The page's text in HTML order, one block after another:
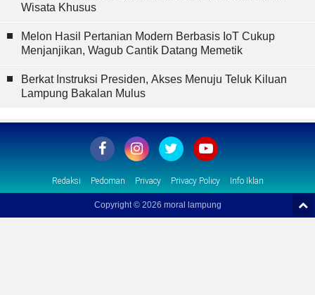
Wisata Khusus
Melon Hasil Pertanian Modern Berbasis IoT Cukup
Menjanjikan, Wagub Cantik Datang Memetik
Berkat Instruksi Presiden, Akses Menuju Teluk Kiluan
Lampung Bakalan Mulus
Redaksi Pedoman Privacy Privacy Policy Info Iklan
Copyright © 2026 moral lampung